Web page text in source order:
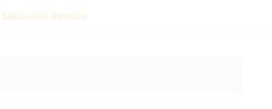
Заказать звонок